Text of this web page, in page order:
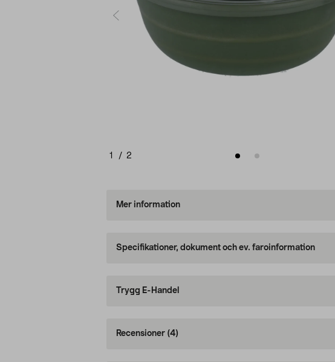
1 / 2
Mer information
Specifikationer, dokument och ev. faroinformation
Trygg E-Handel
Recensioner (4)